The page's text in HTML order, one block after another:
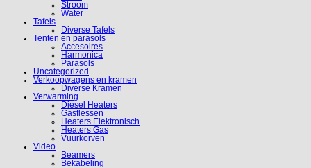
Stroom
Water
Tafels
Diverse Tafels
Tenten en parasols
Accesoires
Harmonica
Parasols
Uncategorized
Verkoopwagens en kramen
Diverse Kramen
Verwarming
Diesel Heaters
Gasflessen
Heaters Elektronisch
Heaters Gas
Vuurkorven
Video
Beamers
Bekabeling